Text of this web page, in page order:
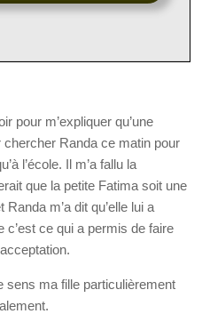
pour m’expliquer qu’une
Randa ce matin pour
l’école. Il m’a fallu la
que la petite Fatima soit une
m’a dit qu’elle lui a
ce qui a permis de faire
sens ma fille particulièrement